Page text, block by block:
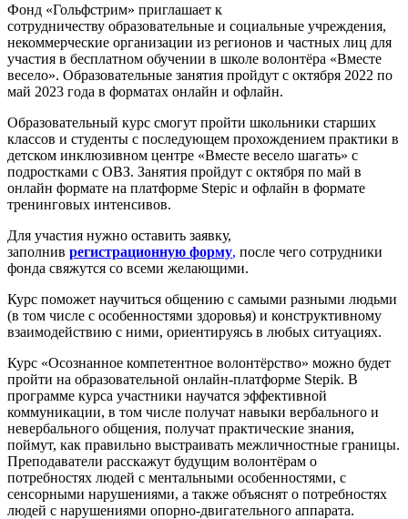
Фонд «Гольфстрим» приглашает к
сотрудничеству образовательные и социальные учреждения,
некоммерческие организации из регионов и частных лиц для
участия в бесплатном обучении в школе волонтёра «Вместе
весело». Образовательные занятия пройдут с октября 2022 по
май 2023 года в форматах онлайн и офлайн.
Образовательный курс смогут пройти школьники старших
классов и студенты с последующем прохождением практики в
детском инклюзивном центре «Вместе весело шагать» с
подростками с ОВЗ. Занятия пройдут с октября по май в
онлайн формате на платформе Stepic и офлайн в формате
тренинговых интенсивов.
Для участия нужно оставить заявку,
заполнив регистрационную форму, после чего сотрудники
фонда свяжутся со всеми желающими.
Курс поможет научиться общению с самыми разными людьми
(в том числе с особенностями здоровья) и конструктивному
взаимодействию с ними, ориентируясь в любых ситуациях.
Курс «Осознанное компетентное волонтёрство» можно будет
пройти на образовательной онлайн-платформе Stepik. В
программе курса участники научатся эффективной
коммуникации, в том числе получат навыки вербального и
невербального общения, получат практические знания,
поймут, как правильно выстраивать межличностные границы.
Преподаватели расскажут будущим волонтёрам о
потребностях людей с ментальными особенностями, с
сенсорными нарушениями, а также объяснят о потребностях
людей с нарушениями опорно-двигательного аппарата.